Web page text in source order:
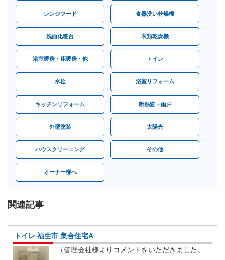
レンジフード 食器洗い乾燥機
洗面化粧台 衣類乾燥機
浴室暖房・床暖房・他 トイレ
水栓 浴室リフォーム
キッチンリフォーム 断熱窓・雨戸
外壁塗装 太陽光
ハウスクリーニング その他
オーナー様へ
関連記事
トイレ 福生市 集合住宅A
（管理会社様よりコメントをいただきました。